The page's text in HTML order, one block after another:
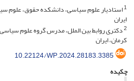
1استادیار علوم سیاسی، دانشکده حقوق، علوم
ایران
2دکتری روابط بین الملل، مدرس گروه علوم
کرمان، ایران
10.22124/WP.2024.28183.3385
چکیده